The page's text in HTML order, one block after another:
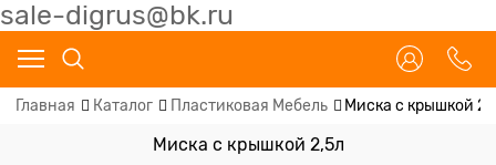
sale-digrus@bk.ru
Главная Каталог Пластиковая Мебель Миска с крышкой
Миска с крышкой 2,5л